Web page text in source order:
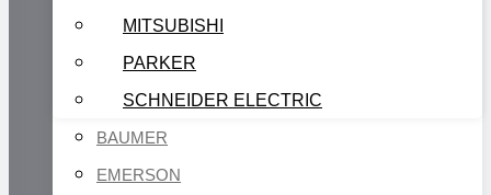
MITSUBISHI
PARKER
SCHNEIDER ELECTRIC
BAUMER
EMERSON